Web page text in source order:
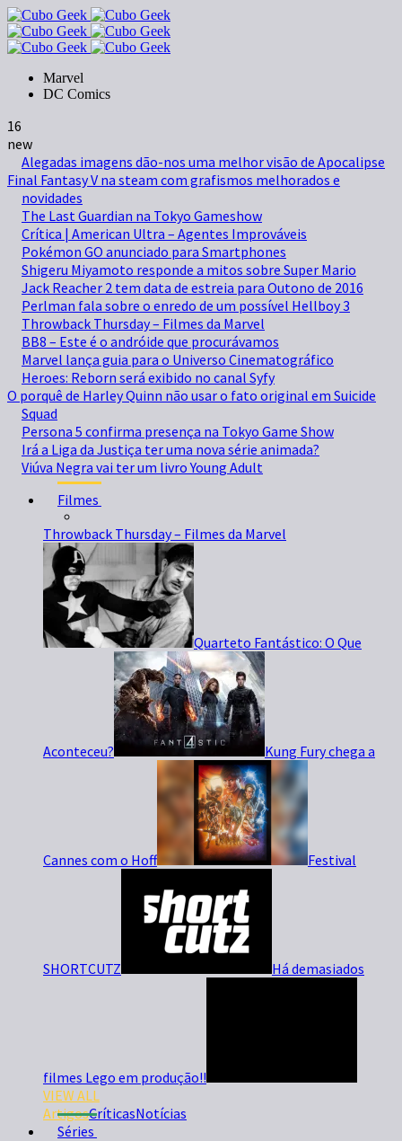
Marvel
DC Comics
16
new
Alegadas imagens dão-nos uma melhor visão de Apocalipse
Final Fantasy V na steam com grafismos melhorados e
novidades
The Last Guardian na Tokyo Gameshow
Crítica | American Ultra – Agentes Improváveis
Pokémon GO anunciado para Smartphones
Shigeru Miyamoto responde a mitos sobre Super Mario
Jack Reacher 2 tem data de estreia para Outono de 2016
Perlman fala sobre o enredo de um possível Hellboy 3
Throwback Thursday – Filmes da Marvel
BB8 – Este é o andróide que procurávamos
Marvel lança guia para o Universo Cinematográfico
Heroes: Reborn será exibido no canal Syfy
O porquê de Harley Quinn não usar o fato original em Suicide
Squad
Persona 5 confirma presença na Tokyo Game Show
Irá a Liga da Justiça ter uma nova série animada?
Viúva Negra vai ter um livro Young Adult
Filmes
Throwback Thursday – Filmes da Marvel
Quarteto Fantástico: O Que
Aconteceu? Kung Fury chega a
Cannes com o Hoff Festival
SHORTCUTZ Há demasiados
filmes Lego em produção!!
VIEW ALL
ArtigosCríticasNotícias
Séries